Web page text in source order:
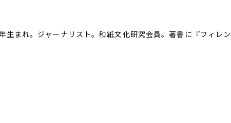
まれ。ジャーナリスト。和紙文化研究会員。著書に『フィレン